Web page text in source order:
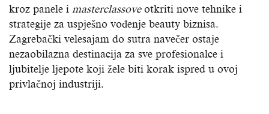
kroz panele i masterclassoveotkriti nove tehnike i
strategije za uspješno vođenje beauty biznisa.
Zagrebački velesajam do sutra navečer ostaje
nezaobilazna destinacija za sve profesionalce i
ljubitelje ljepote koji žele biti korak ispred u ovoj
privlačnoj industriji.